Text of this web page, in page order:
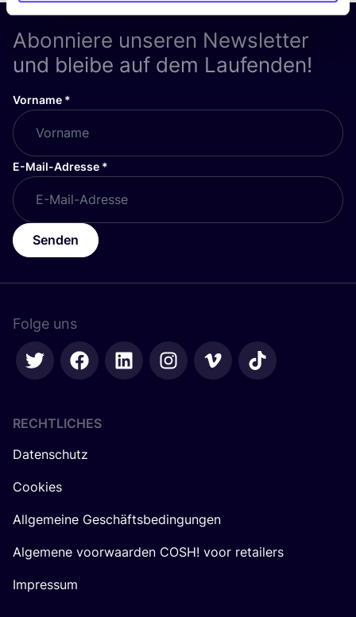
Abonniere unseren Newsletter
und bleibe auf dem Laufenden!
Vorname *
E-Mail-Adresse *
Senden
Folge uns
RECHTLICHES
Datenschutz
Cookies
Allgemeine Geschäftsbedingungen
Algemene voorwaarden COSH! voor retailers
Impressum